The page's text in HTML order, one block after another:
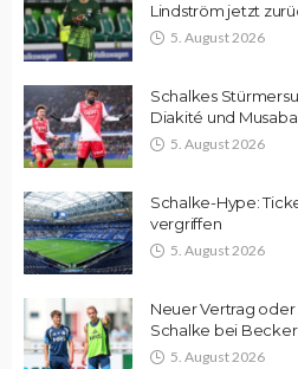
Lindström jetzt
5. August 2026
Schalkes
Diakité und Musaba
5. August 2026
Schalke-Hype:
vergriffen
5. August 2026
Neuer Vertrag
Schalke bei Becker
5. August 2026